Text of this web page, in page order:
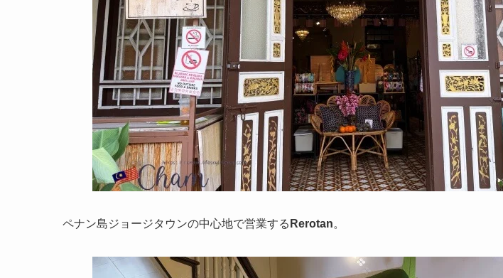
ペナン島ジョージタウンの中心地で営業する Rerotan。